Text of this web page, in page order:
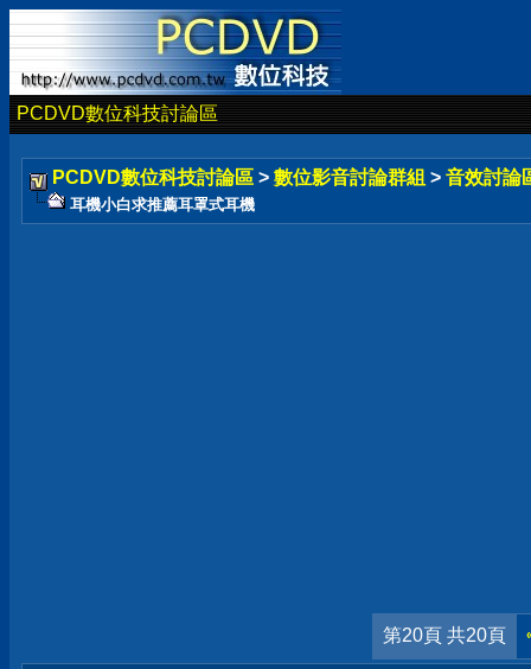
PCDVD數位科技討論區
PCDVD數位科技討論區 > 數位影音討論群組 > 音效討論
耳機小白求推薦耳罩式耳機
第20頁 共20頁